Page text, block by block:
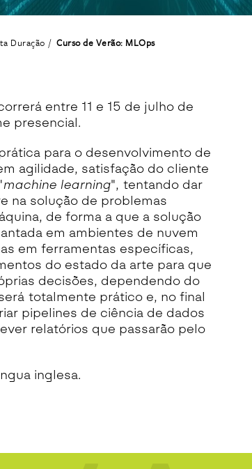
Duração Curso de Verão: MLOps
entre 11 e 15 de julho de
presencial.
para o desenvolvimento de
agilidade, satisfação do cliente
machine learning", tentando dar
na solução de problemas
, de forma a que a solução
em ambientes de nuvem
em ferramentas específicas,
do estado da arte para que
decisões, dependendo do
totalmente prático e, no final
pipelines de ciência de dados
relatórios que passarão pelo
inglesa.